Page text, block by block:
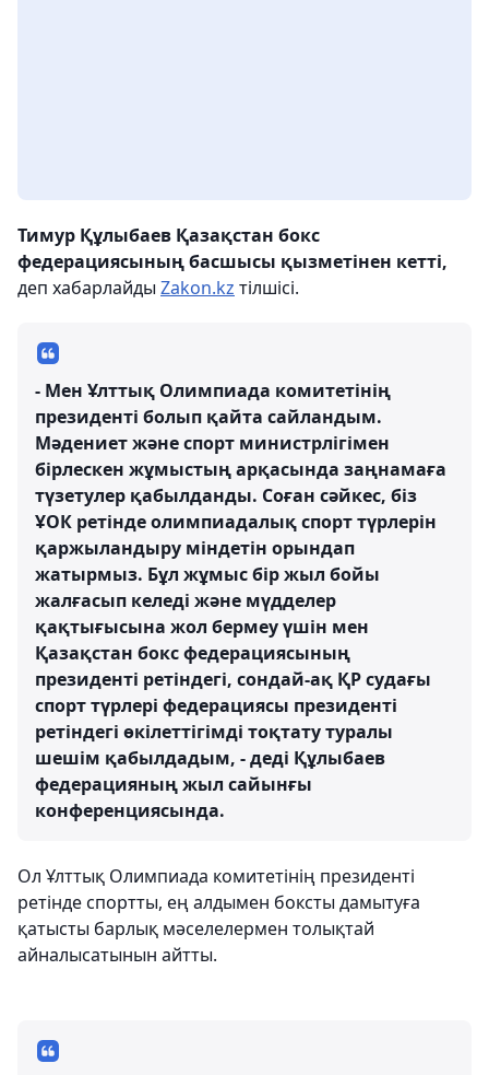
Тимур Құлыбаев Қазақстан бокс
федерациясының басшысы қызметінен кетті,
деп хабарлайды Zakon.kz тілшісі.
- Мен Ұлттық Олимпиада комитетінің
президенті болып қайта сайландым.
Мәдениет және спорт министрлігімен
бірлескен жұмыстың арқасында заңнамаға
түзетулер қабылданды. Соған сәйкес, біз
ҰОК ретінде олимпиадалық спорт түрлерін
қаржыландыру міндетін орындап
жатырмыз. Бұл жұмыс бір жыл бойы
жалғасып келеді және мүдделер
қақтығысына жол бермеу үшін мен
Қазақстан бокс федерациясының
президенті ретіндегі, сондай-ақ ҚР судағы
спорт түрлері федерациясы президенті
ретіндегі өкілеттігімді тоқтату туралы
шешім қабылдадым, - деді Құлыбаев
федерацияның жыл сайынғы
конференциясында.
Ол Ұлттық Олимпиада комитетінің президенті
ретінде спортты, ең алдымен боксты дамытуға
қатысты барлық мәселелермен толықтай
айналысатынын айтты.